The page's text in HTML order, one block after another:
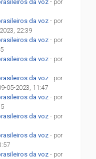
da voz - por
da voz - por
22:39
da voz - por
da voz - por
da voz - por
05-2023, 11:47
da voz - por
da voz - por
da voz - por
da voz - por